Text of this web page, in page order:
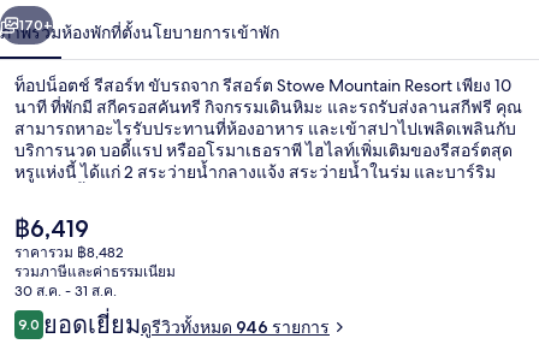
า
ถัดไป
170+
ภาพรวมห้องพักที่ตั้งนโยบายการเข้าพัก
ท็อปน็อตช์ รีสอร์ท ขับรถจาก รีสอร์ต Stowe Mountain Resort เพียง 10
นาที ที่พักมี สกีครอสคันทรี กิจกรรมเดินหิมะ และรถรับส่งลานสกีฟรี คุณ
สามารถหาอะไรรับประทานที่ห้องอาหาร และเข้าสปาไปเพลิดเพลินกับ
บริการนวด บอดี้แรป หรืออโรมาเธอราพี ไฮไลท์เพิ่มเติมของรีสอร์ตสุด
หรูแห่งนี้ ได้แก่ 2 สระว่ายน้ำกลางแจ้ง สระว่ายน้ำในร่ม และบาร์ริม
แล้วแต่ประทับใจพนักงานและทำเล
ราคา
ปัจจุบัน
฿6,419
฿6,419
ราคารวม ฿8,482
รวมภาษีและค่าธรรมเนียม
30 ส.ค. - 31 ส.ค.
รีวิว
9.09.0 จาก 10
ยอดเยี่ยมดูรีวิวทั้งหมด 946 รายการ